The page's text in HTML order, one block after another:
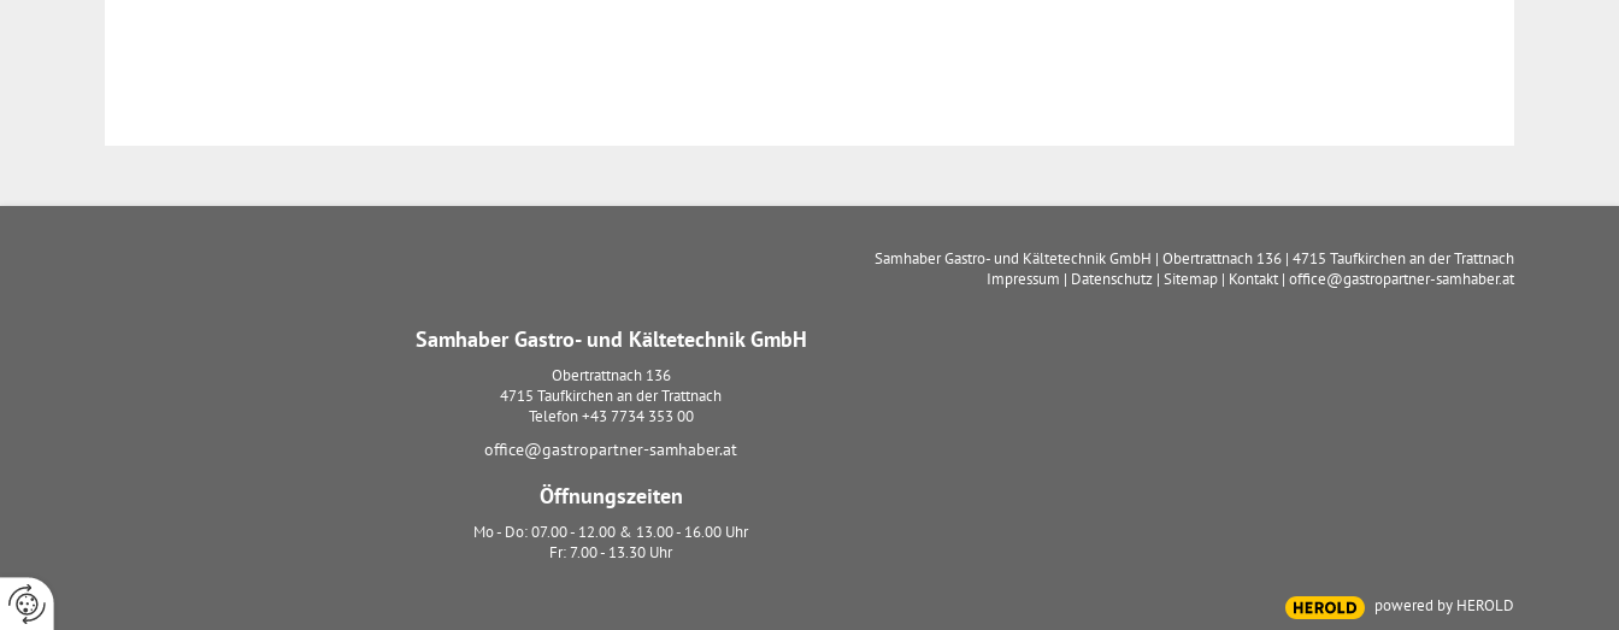
Samhaber Gastro- und Kältetechnik GmbH | Obertrattnach 136 | 4715 Taufkirchen an der Trattnach
Impressum | Datenschutz | Sitemap | Kontakt | office@gastropartner-samhaber.at
Samhaber Gastro- und Kältetechnik GmbH
Obertrattnach 136
4715 Taufkirchen an der Trattnach
Telefon +43 7734 353 00
office@gastropartner-samhaber.at
Öffnungszeiten
Mo - Do: 07.00 - 12.00 & 13.00 - 16.00 Uhr
Fr: 7.00 - 13.30 Uhr
powered by HEROLD